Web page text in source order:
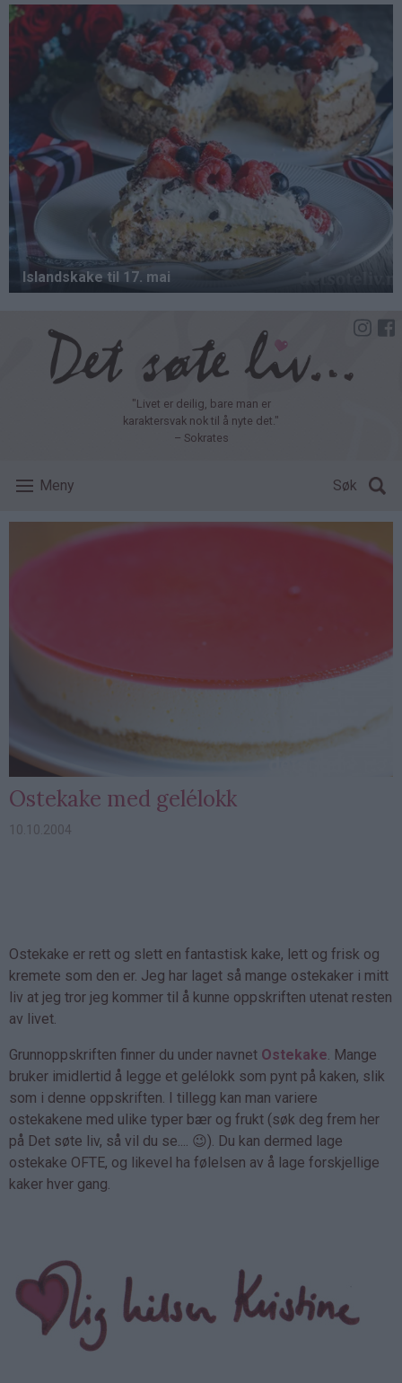
Hopp
hovedinnhold
"Livet er deilig, bare man er
karaktersvak nok til å nyte det."
– Sokrates
Meny Søk
Ostekake med gelélokk
10.10.2004
Ostekake er rett og slett en fantastisk kake, lett og frisk og
kremete som den er. Jeg har laget så mange ostekaker i mitt
liv at jeg tror jeg kommer til å kunne oppskriften utenat resten
av livet.
Grunnoppskriften finner du under navnet Ostekake. Mange
bruker imidlertid å legge et gelélokk som pynt på kaken, slik
som i denne oppskriften. I tillegg kan man variere
ostekakene med ulike typer bær og frukt (søk deg frem her
på Det søte liv, så vil du se.... 😉). Du kan dermed lage
ostekake OFTE, og likevel ha følelsen av å lage forskjellige
kaker hver gang.